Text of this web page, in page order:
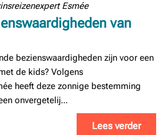
Esmée
van
bezienswaardigheden zijn voor een
de kids? Volgens
heeft deze zonnige bestemming
onvergetelij...
Lees verder